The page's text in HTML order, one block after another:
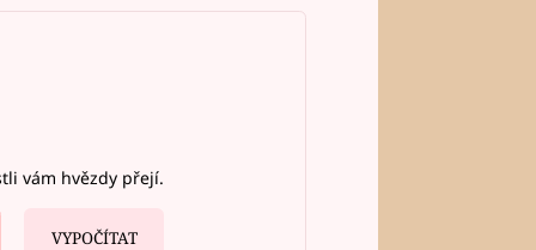
vám hvězdy přejí.
VYPOČÍTAT